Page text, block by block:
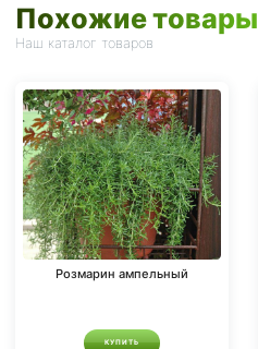
Похожие товары
Наш каталог товаров
Розмарин ампельный
КУПИТЬ